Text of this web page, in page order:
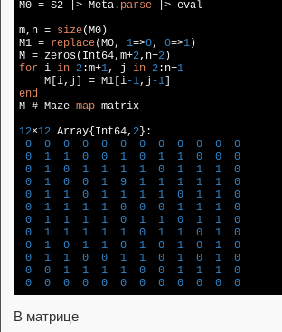
M0 = S2 |> Meta. parse |> eval
m,n = size(M0)
M1 = replace(M0, 1=>0, 0=>1 )
M = zeros(Int64,m+2,n+2
for i in 2:m+1, j in 2:n+1
    M[i,j] = M1[i
-1,j -1
end
M # Maze map matrix
12×12 Array{Int64, 2 }:
0
0 0 0 0 0 0 0 0 0 0
0
0
1 1 0 0 1 0 1 1 0 0
0
0
1 0 1 1 1 1 0 1 1 1
0
0
1 0 0 1 9 1 1 1 1 1
0
0
1 1 0 1 1 1 1 0 1 1
0
0
1 1 1 1 0 0 0 1 1 1
0
0
1 1 1 1 0 1 1 0 1 1
0
0
1 1 1 1 1 0 1 1 0 1
0
0
1 0 1 1 0 1 0 1 0 1
0
0
1 1 0 0 1 1 0 1 0 1
0
0
0 1 1 1 1 0 0 1 1 1
0
0
0 0 0 0 0 0 0 0 0 0 0
В матрице